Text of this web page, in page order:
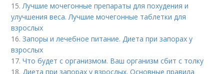
15.Лучшие мочегонные препараты для похудения и
улучшения веса. Лучшие мочегонные таблетки для
взрослых
16.Запоры и лечебное питание. Диета при запорах у
взрослых
17.Что будет с организмом. Ваш организм сбит с толку
18.Диета при запорах у взрослых. Основные правила